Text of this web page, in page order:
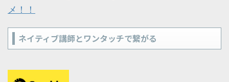
メ！！
ネイティブ講師とワンタッチで繋がる